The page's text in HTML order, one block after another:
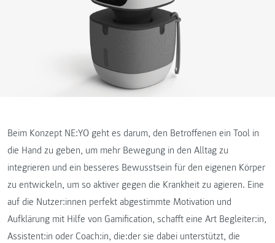
Beim Konzept NE:YO geht es darum, den Betroffenen ein Tool in
die Hand zu geben, um mehr Bewegung in den Alltag zu
integrieren und ein besseres Bewusstsein für den eigenen Körper
zu entwickeln, um so aktiver gegen die Krankheit zu agieren. Eine
auf die Nutzer:innen perfekt abgestimmte Motivation und
Aufklärung mit Hilfe von Gamification, schafft eine Art Begleiter:in,
Assistent:in oder Coach:in, die:der sie dabei unterstützt, die